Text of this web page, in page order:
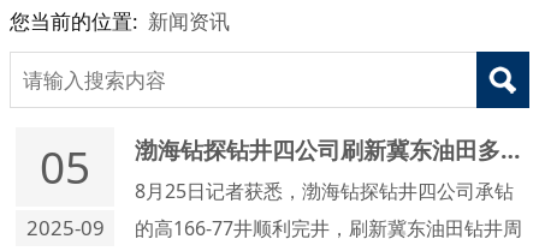
您当前的位置: 新闻资讯
05
2025-09
渤海钻探钻井四公司刷新冀东油田多项纪录
8月25日记者获悉，渤海钻探钻井四公司承钻
的高166-77井顺利完井，刷新冀东油田钻井周